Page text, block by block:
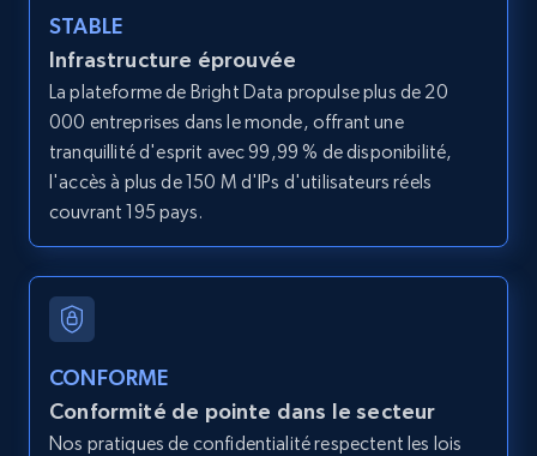
LinkedIn posts
URL, ID, User id, Use url, Title, Headline, Post
text, Date posted, and more.
11.3K+ 1.5K+ Essai gratuit
LinkedIn posts - Discover user's articles by
URL
URL, ID, User id, Use url, Title, Headline, Post
text, Date posted, and more.
STABLE
Infrastructure éprouvée
La plateforme de Bright Data propulse plus de 20
000 entreprises dans le monde, offrant une
tranquillité d'esprit avec 99,99 % de disponibilité,
l'accès à plus de 150 M d'IPs d'utilisateurs réels
couvrant 195 pays.
CONFORME
Conformité de pointe dans le secteur
Nos pratiques de confidentialité respectent les lois